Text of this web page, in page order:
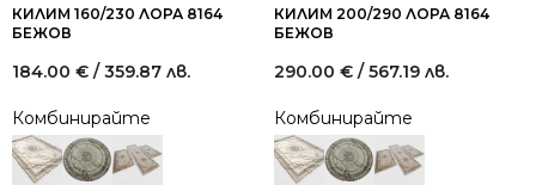
КИЛИМ 160/230 ЛОРА 8164
БЕЖОВ
184.00 € / 359.87 лв.
Комбинирайте
КИЛИМ 200/290 ЛОРА 8164
БЕЖОВ
290.00 € / 567.19 лв.
Комбинирайте